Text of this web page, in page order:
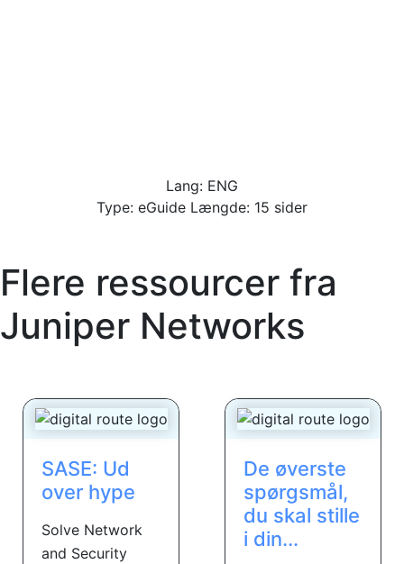
Lang: ENG
Type: eGuide Længde: 15 sider
Flere ressourcer fra
Juniper Networks
SASE: Ud
over hype
Solve Network
and Security
De øverste
spørgsmål,
du skal stille
i din...